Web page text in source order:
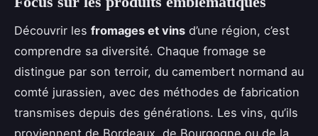
Découvrir les fromages et vins d’une région, c’est
comprendre sa diversité. Chaque fromage se
distingue par son terroir, du camembert normand au
comté jurassien, avec des méthodes de fabrication
transmises depuis des générations. Les vins, qu’ils